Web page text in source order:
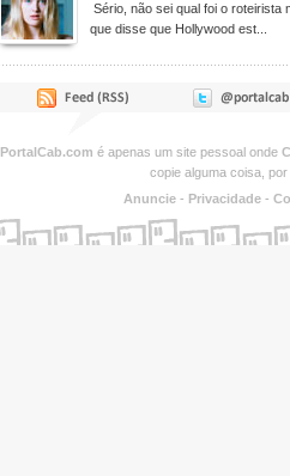
Sério, não sei qual foi o roteirista
que disse que Hollywood est...
PortalCab.com é apenas um site pessoal onde
copie alguma coisa,
Anuncie - Privacidade -